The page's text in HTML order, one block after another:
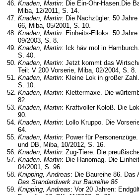
Knaden, Martin: Die Ein-Ohr-Hasen.Die
Miba, 12/2011, S. 14.
Knaden, Martin: Die Nachzügler. 50
66, Miba, 05/2001, S. 10.
Knaden, Martin: Einheits-Elloks. 50
09/2003, S. 8.
Knaden, Martin: Ick häv mol in
S. 40.
Knaden, Martin: Jetzt kommt das
Teil: V 200 Vorserie, Miba, 02/2004, S. 8.
Knaden, Martin: Kleine Lok in großer
S. 10.
Knaden, Martin: Klettermaxe. Die
82.
Knaden, Martin: Kraftvoller Koloß. Die
90.
Knaden, Martin: Lollo Kruppo. Die
64.
Knaden, Martin: Power für
und DB, Miba, 10/2012, S. 16.
Knaden, Martin: Zug-Tiere. Die
Knaden. Martin: Die Hanomag. Die
04/2001, S. 96.
Knipping, Andreas: Die Baureihe 86. Das
Das Standardwerk zur Baureihe 86
Knipping, Andreas: Vor 20 Jahren: